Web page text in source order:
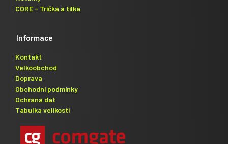
CORE - Trička a tílka
Informace
Kontakt
Velkoobchod
Doprava
Obchodní podmínky
Ochrana dat
Tabulka velikosti